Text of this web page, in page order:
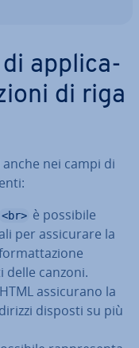
di ap­pli­ca­
di riga
nei campi di
<br> è possibile
per as­si­cu­ra­re la
delle canzoni.
as­si­cu­ra­no la
disposti su più